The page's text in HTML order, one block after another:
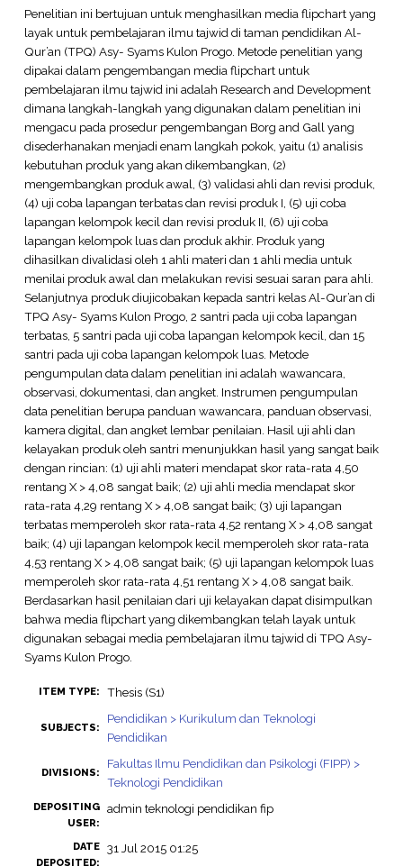
Penelitian ini bertujuan untuk menghasilkan media flipchart yang
layak untuk pembelajaran ilmu tajwid di taman pendidikan Al-
Qur’an (TPQ) Asy- Syams Kulon Progo. Metode penelitian yang
dipakai dalam pengembangan media flipchart untuk
pembelajaran ilmu tajwid ini adalah Research and Development
dimana langkah-langkah yang digunakan dalam penelitian ini
mengacu pada prosedur pengembangan Borg and Gall yang
disederhanakan menjadi enam langkah pokok, yaitu (1) analisis
kebutuhan produk yang akan dikembangkan, (2)
mengembangkan produk awal, (3) validasi ahli dan revisi produk,
(4) uji coba lapangan terbatas dan revisi produk I, (5) uji coba
lapangan kelompok kecil dan revisi produk II, (6) uji coba
lapangan kelompok luas dan produk akhir. Produk yang
dihasilkan divalidasi oleh 1 ahli materi dan 1 ahli media untuk
menilai produk awal dan melakukan revisi sesuai saran para ahli.
Selanjutnya produk diujicobakan kepada santri kelas Al-Qur’an di
TPQ Asy- Syams Kulon Progo, 2 santri pada uji coba lapangan
terbatas, 5 santri pada uji coba lapangan kelompok kecil, dan 15
santri pada uji coba lapangan kelompok luas. Metode
pengumpulan data dalam penelitian ini adalah wawancara,
observasi, dokumentasi, dan angket. Instrumen pengumpulan
data penelitian berupa panduan wawancara, panduan observasi,
kamera digital, dan angket lembar penilaian. Hasil uji ahli dan
kelayakan produk oleh santri menunjukkan hasil yang sangat baik
dengan rincian: (1) uji ahli materi mendapat skor rata-rata 4,50
rentang X > 4,08 sangat baik; (2) uji ahli media mendapat skor
rata-rata 4,29 rentang X > 4,08 sangat baik; (3) uji lapangan
terbatas memperoleh skor rata-rata 4,52 rentang X > 4,08 sangat
baik; (4) uji lapangan kelompok kecil memperoleh skor rata-rata
4,53 rentang X > 4,08 sangat baik; (5) uji lapangan kelompok luas
memperoleh skor rata-rata 4,51 rentang X > 4,08 sangat baik.
Berdasarkan hasil penilaian dari uji kelayakan dapat disimpulkan
bahwa media flipchart yang dikembangkan telah layak untuk
digunakan sebagai media pembelajaran ilmu tajwid di TPQ Asy-
Syams Kulon Progo.
ITEM TYPE: Thesis (S1)
SUBJECTS:
Pendidikan > Kurikulum dan Teknologi
Pendidikan
DIVISIONS:
Fakultas Ilmu Pendidikan dan Psikologi (FIPP) >
Teknologi Pendidikan
DEPOSITING
USER:
admin teknologi pendidikan fip
DATE
DEPOSITED:
31 Jul 2015 01:25